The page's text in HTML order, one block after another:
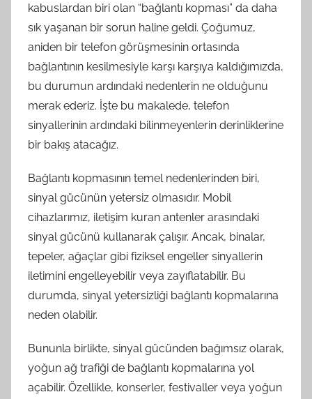
kabuslardan biri olan “bağlantı kopması” da daha
sık yaşanan bir sorun haline geldi. Çoğumuz,
aniden bir telefon görüşmesinin ortasında
bağlantının kesilmesiyle karşı karşıya kaldığımızda,
bu durumun ardındaki nedenlerin ne olduğunu
merak ederiz. İşte bu makalede, telefon
sinyallerinin ardındaki bilinmeyenlerin derinliklerine
bir bakış atacağız.
Bağlantı kopmasının temel nedenlerinden biri,
sinyal gücünün yetersiz olmasıdır. Mobil
cihazlarımız, iletişim kuran antenler arasındaki
sinyal gücünü kullanarak çalışır. Ancak, binalar,
tepeler, ağaçlar gibi fiziksel engeller sinyallerin
iletimini engelleyebilir veya zayıflatabilir. Bu
durumda, sinyal yetersizliği bağlantı kopmalarına
neden olabilir.
Bununla birlikte, sinyal gücünden bağımsız olarak,
yoğun ağ trafiği de bağlantı kopmalarına yol
açabilir. Özellikle, konserler, festivaller veya yoğun